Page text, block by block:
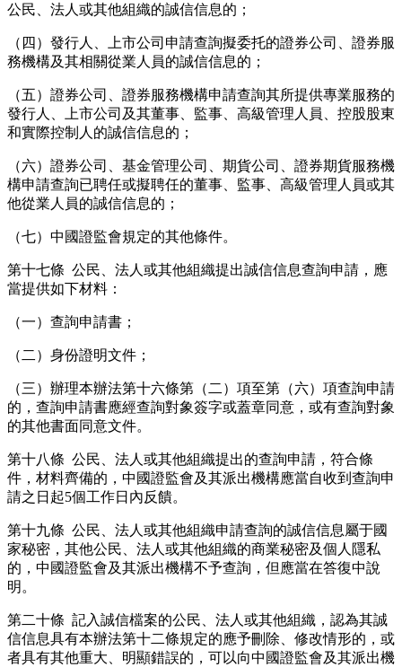
公民、法人或其他組織的誠信信息的；
（四）發行人、上市公司申請查詢擬委托的證券公司、證券服
務機構及其相關從業人員的誠信信息的；
（五）證券公司、證券服務機構申請查詢其所提供專業服務的
發行人、上市公司及其董事、監事、高級管理人員、控股股東
和實際控制人的誠信信息的；
（六）證券公司、基金管理公司、期貨公司、證券期貨服務機
構申請查詢已聘任或擬聘任的董事、監事、高級管理人員或其
他從業人員的誠信信息的；
（七）中國證監會規定的其他條件。
第十七條 公民、法人或其他組織提出誠信信息查詢申請，應
當提供如下材料：
（一）查詢申請書；
（二）身份證明文件；
（三）辦理本辦法第十六條第（二）項至第（六）項查詢申請
的，查詢申請書應經查詢對象簽字或蓋章同意，或有查詢對象
的其他書面同意文件。
第十八條 公民、法人或其他組織提出的查詢申請，符合條
件，材料齊備的，中國證監會及其派出機構應當自收到查詢申
請之日起5個工作日內反饋。
第十九條 公民、法人或其他組織申請查詢的誠信信息屬于國
家秘密，其他公民、法人或其他組織的商業秘密及個人隱私
的，中國證監會及其派出機構不予查詢，但應當在答復中說
明。
第二十條 記入誠信檔案的公民、法人或其他組織，認為其誠
信信息具有本辦法第十二條規定的應予刪除、修改情形的，或
者具有其他重大、明顯錯誤的，可以向中國證監會及其派出機